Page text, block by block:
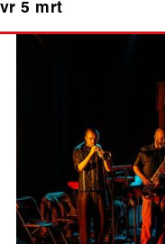
vr 5 mrt